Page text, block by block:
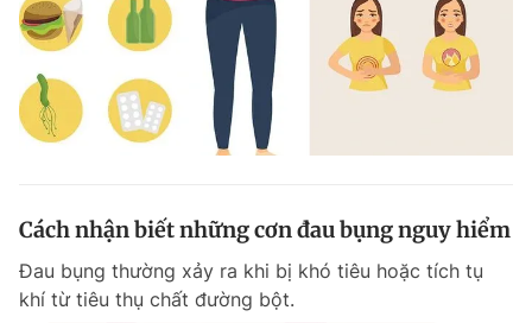
Cách nhận biết những cơn đau bụng nguy hiểm
Đau bụng thường xảy ra khi bị khó tiêu hoặc tích tụ
khí từ tiêu thụ chất đường bột.